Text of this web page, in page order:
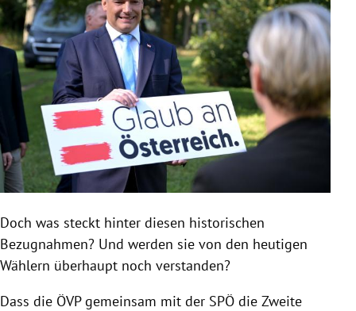
Doch was steckt hinter diesen historischen
Bezugnahmen? Und werden sie von den heutigen
Wählern überhaupt noch verstanden?
Dass die ÖVP gemeinsam mit der SPÖ die Zweite